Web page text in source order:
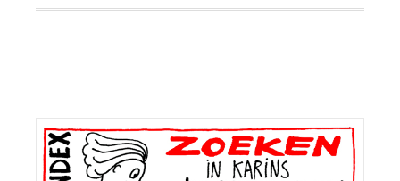
Primaire
Sidebar